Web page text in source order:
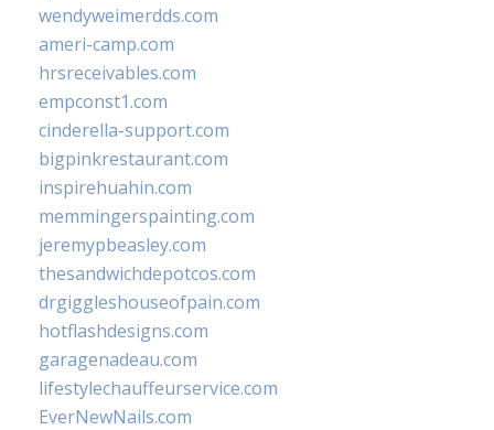
wendyweimerdds.com
ameri-camp.com
hrsreceivables.com
empconst1.com
cinderella-support.com
bigpinkrestaurant.com
inspirehuahin.com
memmingerspainting.com
jeremypbeasley.com
thesandwichdepotcos.com
drgiggleshouseofpain.com
hotflashdesigns.com
garagenadeau.com
lifestylechauffeurservice.com
EverNewNails.com